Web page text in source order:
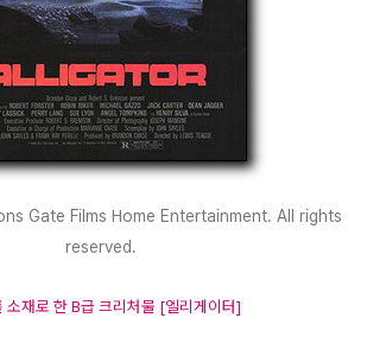
Gate Films Home Entertainment. All rights
reserved.
소재로 한 B급 크리처물 [엘리게이터]